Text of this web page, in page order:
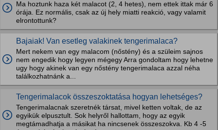
Ma hoztunk haza két malacot (2, 4 hetes), nem ettek ittak már 6
órája. Ez normális, csak az új hely miatti reakció, vagy valamit
elrontottunk?
Bajaiak! Van esetleg valakinek tengerimalaca?
Mert nekem van egy malacom (nőstény) és a szüleim sajnos
nem engedik hogy legyen mégegy Arra gondoltam hogy lehetne
ugy hogy akinek van egy nőstény tengerimalaca azzal néha
találkozhatnánk a...
Tengerimalacok összeszoktatása hogyan lehetséges?
Tengerimalacnak szeretnék társat, mivel ketten voltak, de az
egyikük elpusztult. Sok helyről hallottam, hogy az egyik
megtámadhatja a másikat ha nincsenek összeszokva. Kb 4 -5